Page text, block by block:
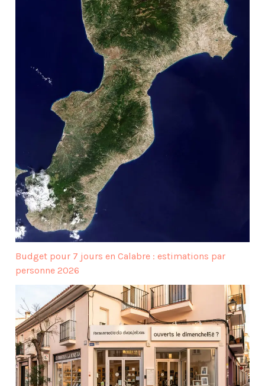
Budget pour 7 jours en Calabre : estimations par
personne 2026